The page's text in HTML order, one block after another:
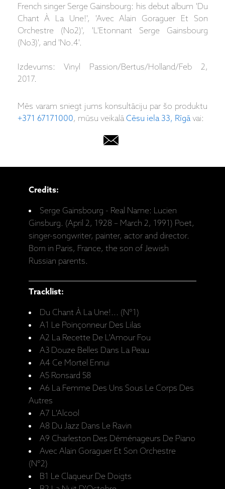
French singer Serge Gainsbourg: his debut album 'Du
Chant À La Une!', 'Avec Alain Goraguer Et Son
Orchestre (No2)', 'L'Etonnant Serge Gainsbourg
(No3)', and 'No.4'.
Izdevums: Vinyl Passion/Bertus/Holland/Feb 2,
2017.
Mēs varam sniegt jums konsultāciju par šo produktu
+371 67171000, mūsu veikalāCēsu iela 33, Rīgāvai:
Credits:
Serge Gainsbourg - Real Name: Lucien
Ginsburg. (April 2, 1928 – March 2, 1991) Poet,
singer-songwriter, painter, actor and director.
Born in Paris, France, the son of Jewish
Russian parents.
Tracklist:
Du Chant À La Une!... (N°1)
A1 Le Poinçonneur Des Lilas
A2 La Recette De L'Amour Fou
A3 Douze Belles Dans La Peau
A4 Ce Mortel Ennui
A5 Ronsard 58
A6 La Femme Des Uns Sous Le Corps Des
Autres
A7 L'Alcool
A8 Du Jazz Dans Le Ravin
A9 Charleston Des Déménageurs De Piano
Avec Alain Goraguer Et Son Orchestre
(N°2)
B1 Le Claqueur De Doigts